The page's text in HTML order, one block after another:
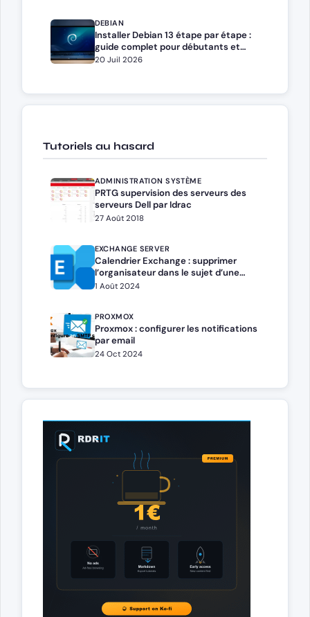
DEBIAN
Installer Debian 13 étape par étape :
guide complet pour débutants et
administrateurs
20 Juil 2026
Tutoriels au hasard
ADMINISTRATION SYSTÈME
PRTG supervision des serveurs des
serveurs Dell par Idrac
27 Août 2018
EXCHANGE SERVER
Calendrier Exchange : supprimer
l’organisateur dans le sujet d’une
réservation de salle
1 Août 2024
PROXMOX
Proxmox : configurer les notifications
par email
24 Oct 2024